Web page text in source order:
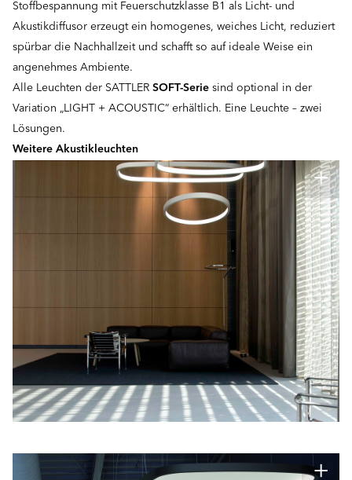
Stoffbespannung mit Feuerschutzklasse B1 als Licht- und
Akustikdiffusor erzeugt ein homogenes, weiches Licht, reduziert
spürbar die Nachhallzeit und schafft so auf ideale Weise ein
angenehmes Ambiente.
Alle Leuchten der SATTLER SOFT-Serie sind optional in der
Variation „LIGHT + ACOUSTIC“ erhältlich. Eine Leuchte – zwei
Lösungen.
Weitere Akustikleuchten